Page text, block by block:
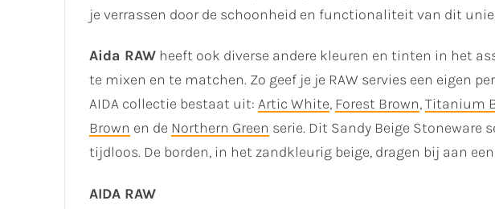
je verrassen door de schoonheid en functionaliteit van dit
Aida RAW heeft ook diverse andere kleuren en tinten in het
te mixen en te matchen. Zo geef je je RAW servies een eigen
AIDA collectie bestaat uit: Artic White, Forest Brown,Titanium
Brown en de Northern Green serie. Dit Sandy Beige Stoneware
tijdloos. De borden, in het zandkleurig beige, dragen bij aan
AIDA RAW